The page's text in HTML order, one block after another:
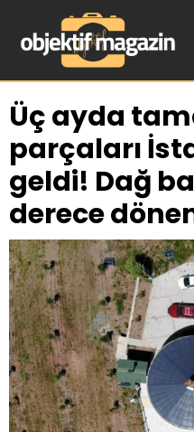
Üç ayda
parçaları
geldi! Dağ
derece